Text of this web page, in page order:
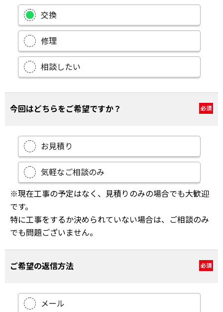
交換
修理
相談したい
今回はどちらをご希望ですか？ 必須
お見積り
気軽なご相談のみ
※現在工事の予定はなく、見積りのみの場合でも大歓迎
です。
特に工事をするか決められていない場合は、ご相談のみ
でも問題ございません。
ご希望の返信方法 必須
メール